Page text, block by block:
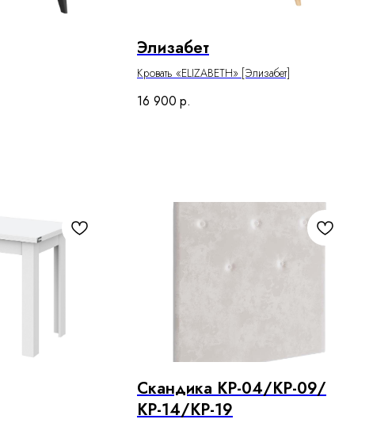
Элизабет
Кровать «ELIZABETH» [Элизабет]
16 900 р.
Скандика КР-04/КР-09/
КР-14/КР-19